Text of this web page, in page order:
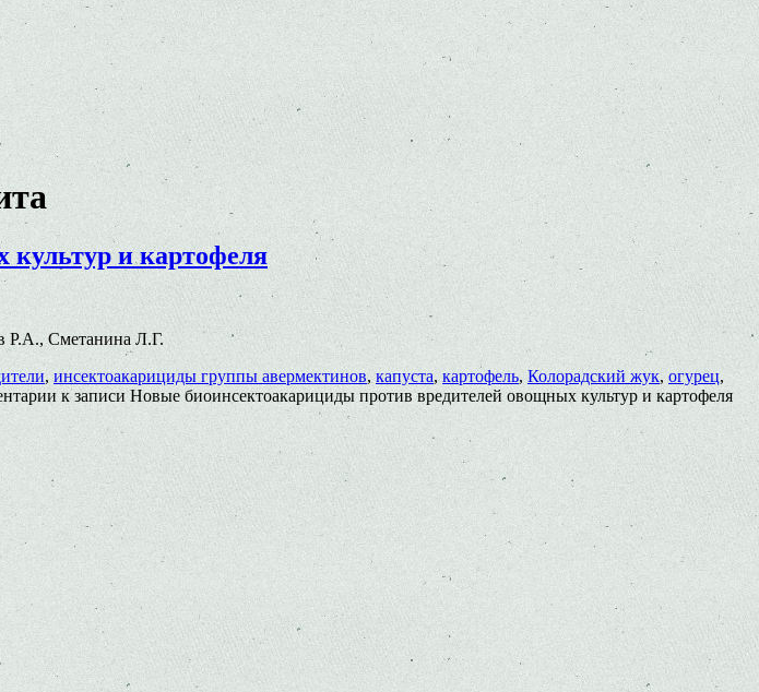
и картофеля
Р.А., Сметанина Л.Г.
, инсектоакарициды группы авермектинов,капуста,картофель,Колорадский жук, огурец,
к записи Новые биоинсектоакарициды против вредителей овощных культур и картофеля